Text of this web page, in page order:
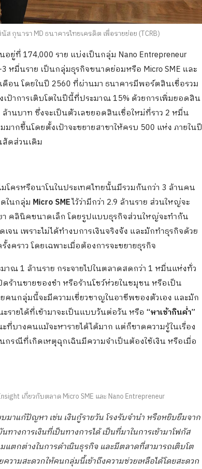
นารา MD ธนาคารไทยเครดิต เพื่อรายย่อย (TCRB)
ที่ 174,000 ราย แบ่งเป็นกลุ่ม Nano Entrepreneur
หมื่นราย เป็นกลุ่มธุรกิจขนาดย่อมหรือ Micro SME และ
ดือน โดยในปี 2560 ที่ผ่านมา ธนาคารมีพอร์ตสินเชื่อรวม
ป้าการเติบโตในปีนี้ที่ประมาณ 15% ด้วยการเพิ่มยอดสิน
านบาท ซึ่งจะเป็นตัวเลขยอดสินเชื่อใหม่ที่ราว 2 หมื่น
ากขึ้นโดยตั้งเป้าจะขยายสาขาให้ครบ 500 แห่ง ภายในปี
สัดส่วนเดิม
ครหรือนาโนในประเทศไทยนั้นมีรวมกันกว่า 3 ล้านคน
ในกลุ่ม Micro SMEไว้ว่ามีกว่า 2.9 ล้านราย ส่วนใหญ่จะ
า คลินิคขนาดเล็ก โดยรูปแบบธุรกิจส่วนใหญ่จะทำกัน
น เพราะไม่ได้ทำงบการเงินจริงจัง และมักทำธุรกิจด้วย
คราว โดยเฉพาะเมื่อต้องการจะขยายธุรกิจ
ณ 1 ล้านราย กระจายไปในตลาดสดกว่า 1 หมื่นแห่งทั่ว
ร้านขายของชำ หรือร้านโชว์ห่วยในชมุชน หรือเป็น
นกลุ่มนี้จะมีความเชี่ยวชาญในอาชีพของตัวเอง และมัก
ายได้ที่เข้ามาจะเป็นแบบวันต่อวัน หรือ “หาเช้ากินค่ำ”
บางคนแม้จะหารายได้ได้มาก แต่ก็ขาดความรู้ในเรื่อง
รณีที่เกิดเหตุฉุกเฉินมีความจำเป็นต้องใช้เงิน หรือเมื่อ
เกี่ยวกับตลาด Micro SME และ Nano Entrepreneur
าแก้ปัญหา เช่น เงินกู้รายวัน โรงรับจำนำ หรือหยิบยืมจาก
างการเงินที่เป็นทางการได้ เป็นที่มาในการเข้ามาโฟกัส
แตกต่างในการดำเนินธุรกิจ และมีตลาดที่สามารถเติบโต
ามสะดวกให้คนกลุ่มนี้เข้าถึงความช่วยเหลือได้โดยสะดวก